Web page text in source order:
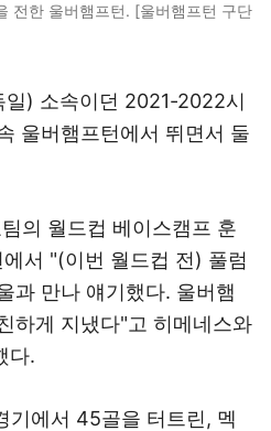
전한 울버햄프턴. [울버햄프턴 구단
) 소속이던 2021-2022시
울버햄프턴에서 뛰면서 둘
의 월드컵 베이스캠프 훈
서 "(이번 월드컵 전) 풀럼
과 만나 얘기했다. 울버햄
하게 지냈다"고 히메네스와
다.
기에서 45골을 터트린, 멕